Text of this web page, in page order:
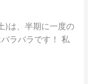
)は、半期に一度の
ラバラです！ 私